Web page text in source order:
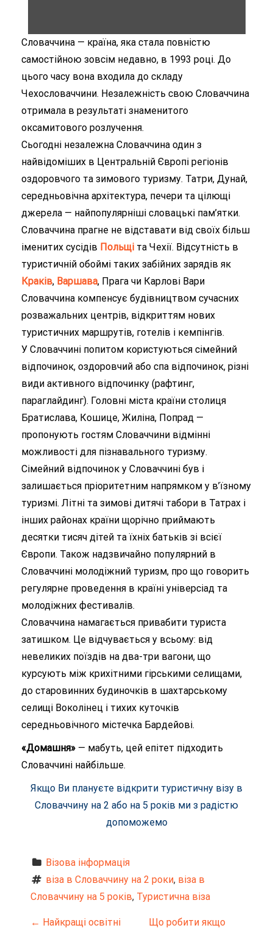
Словаччина — країна, яка стала повністю
самостійною зовсім недавно, в 1993 році. До
цього часу вона входила до складу
Чехословаччини. Незалежність свою Словаччина
отримала в результаті знаменитого
оксамитового розлучення.
Сьогодні незалежна Словаччина один з
найвідоміших в Центральній Європі регіонів
оздоровчого та зимового туризму. Татри, Дунай,
середньовічна архітектура, печери та цілющі
джерела — найпопулярніші словацькі пам’ятки.
Словаччина прагне не відставати від своїх більш
іменитих сусідів Польщі та Чехії. Відсутність в
туристичній обоймі таких забійних зарядів як
Краків, Варшава, Прага чи Карлові Вари
Словаччина компенсує будівництвом сучасних
розважальних центрів, відкриттям нових
туристичних маршрутів, готелів і кемпінгів.
У Словаччині попитом користуються сімейний
відпочинок, оздоровчий або спа відпочинок, різні
види активного відпочинку (рафтинг,
параглайдинг). Головні міста країни столиця
Братислава, Кошице, Жиліна, Попрад —
пропонують гостям Словаччини відмінні
можливості для пізнавального туризму.
Сімейний відпочинок у Словаччині був і
залишається пріоритетним напрямком у в’їзному
туризмі. Літні та зимові дитячі табори в Татрах і
інших районах країни щорічно приймають
десятки тисяч дітей та їхніх батьків зі всієї
Європи. Також надзвичайно популярний в
Словаччині молодіжний туризм, про що говорить
регулярне проведення в країні універсіад та
молодіжних фестивалів.
Словаччина намагається привабити туриста
затишком. Це відчувається у всьому: від
невеликих поїздів на два-три вагони, що
курсують між крихітними гірськими селищами,
до старовинних будиночків в шахтарському
селищі Воколінец і тихих куточків
середньовічного містечка Бардейові.
«Домашня» — мабуть, цей епітет підходить
Словаччині найбільше.
Якщо Ви плануєте відкрити туристичну візу в
Словаччину на 2 або на 5 років ми з радістю
допоможемо
Візова інформація
віза в Словаччину на 2 роки, віза в
Словаччину на 5 років, Туристична віза
← Найкращі освітні Що робити якщо